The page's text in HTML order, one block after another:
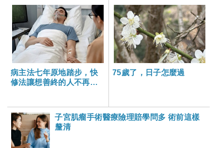
病主法七年原地踏步，快
修法讓想善終的人不再被
75歲了，日子怎麼過
子宮肌瘤手術醫療險理賠學問多 術前這樣
釐清